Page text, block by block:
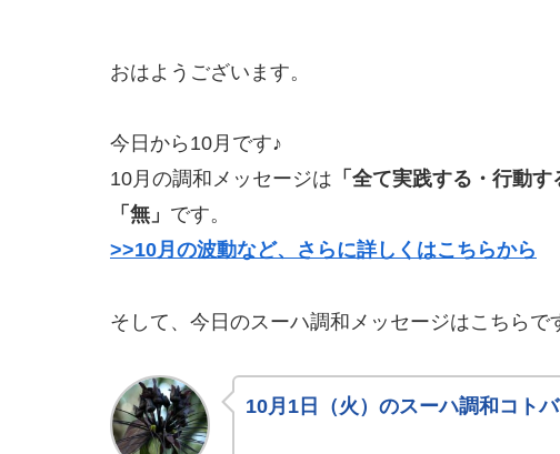
おはようございます。
今日から10月です♪
10月の調和メッセージは 「全て実践する・行動す
「無」 です。
>>10月の波動など、さらに詳しくはこちらから
そして、今日のスーハ調和メッセージはこちらで
10月1日（火）のスーハ調和コトバ